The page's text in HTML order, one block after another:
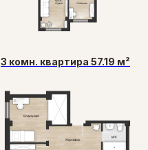
3 комн. квартира 57.19 м²